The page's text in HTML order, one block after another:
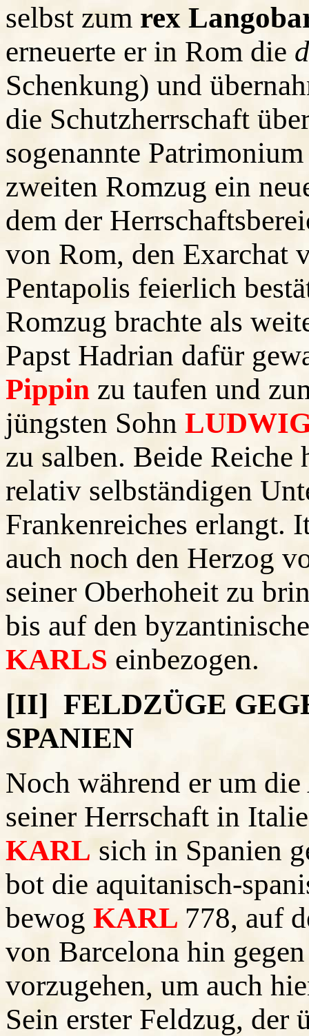
selbst zum rex
erneuerte er in Rom die
Schenkung) und
die Schutzherrschaft
sogenannte
zweiten Romzug ein
dem der
von Rom, den Exarchat
Pentapolis feierlich
Romzug brachte als
Papst Hadrian dafür
Pippin zu taufen und
jüngsten Sohn
zu salben. Beide Reiche
relativ selbständigen
Frankenreiches erlangt.
auch noch den Herzog
seiner Oberhoheit zu
bis auf den
KARLS einbezogen.
[II] FELDZÜGE
SPANIEN
Noch während er um
seiner Herrschaft in
KARL sich in Spanien
bot die aquitanisch-
bewog KARL 778, auf
von Barcelona hin
vorzugehen, um auch
Sein erster Feldzug, der